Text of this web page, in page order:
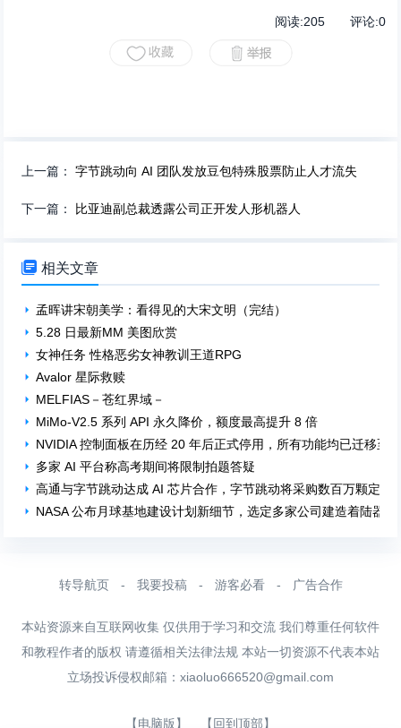
阅读:205评论:0
上一篇：字节跳动向 AI 团队发放豆包特殊股票防止人才流失
下一篇： 比亚迪副总裁透露公司正开发人形机器人
 相关文章
孟晖讲宋朝美学：看得见的大宋文明（完结）
5.28 日最新MM 美图欣赏
女神任务 性格恶劣女神教训王道RPG
Avalor 星际救赎
MELFIAS－苍红界域－
MiMo-V2.5 系列 API 永久降价，额度最高提升 8 倍
NVIDIA 控制面板在历经 20 年后正式停用，所有功能均已迁移至
多家 AI 平台称高考期间将限制拍题答疑
高通与字节跳动达成 AI 芯片合作，字节跳动将采购数百万颗定制
NASA 公布月球基地建设计划新细节，选定多家公司建造着陆器
转导航页 - 我要投稿 - 游客必看 - 广告合作
本站资源来自互联网收集 仅供用于学习和交流 我们尊重任何软件
和教程作者的版权 请遵循相关法律法规 本站一切资源不代表本站
立场投诉侵权邮箱： xiaoluo666520@gmail.com
【电脑版】 【回到顶部】